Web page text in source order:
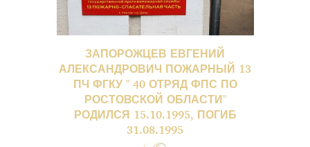
ЗАПОРОЖЦЕВ ЕВГЕНИЙ
АЛЕКСАНДРОВИЧ ПОЖАРНЫЙ 13
ПЧ ФГКУ " 40 ОТРЯД ФПС ПО
РОСТОВСКОЙ ОБЛАСТИ"
РОДИЛСЯ 15.10.1995, ПОГИБ
31.08.1995